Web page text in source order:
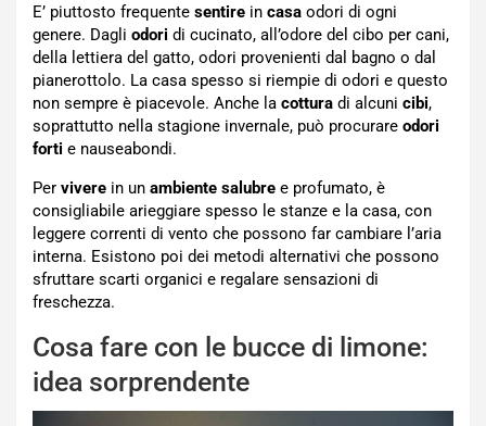
E’ piuttosto frequente sentire in casa odori di ogni
genere. Dagli odori di cucinato, all’odore del cibo per cani,
della lettiera del gatto, odori provenienti dal bagno o dal
pianerottolo. La casa spesso si riempie di odori e questo
non sempre è piacevole. Anche la cottura di alcuni cibi,
soprattutto nella stagione invernale, può procurare odori
forti e nauseabondi.
Per vivere in un ambiente salubre e profumato, è
consigliabile arieggiare spesso le stanze e la casa, con
leggere correnti di vento che possono far cambiare l’aria
interna. Esistono poi dei metodi alternativi che possono
sfruttare scarti organici e regalare sensazioni di
freschezza.
Cosa fare con le bucce di limone:
idea sorprendente